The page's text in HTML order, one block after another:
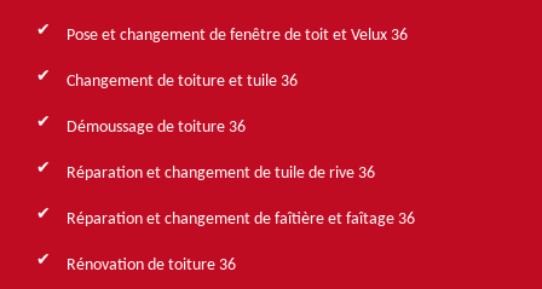
Pose et changement de fenêtre de toit et Velux 36
Changement de toiture et tuile 36
Démoussage de toiture 36
Réparation et changement de tuile de rive 36
Réparation et changement de faîtière et faîtage 36
Rénovation de toiture 36